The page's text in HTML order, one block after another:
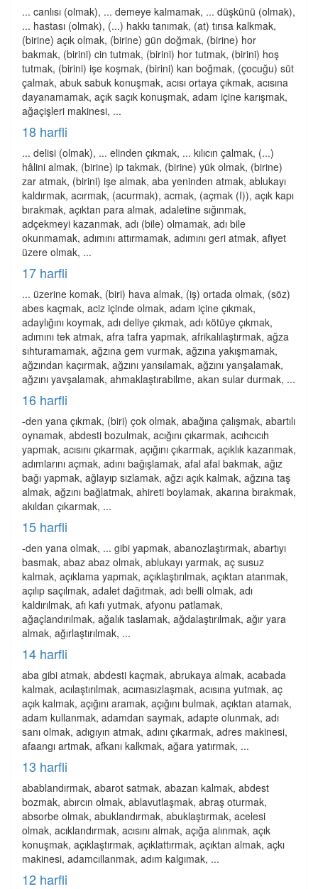
... canlısı (olmak), ... demeye kalmamak, ... düşkünü (olmak),
... hastası (olmak), (...) hakkı tanımak, (at) tırısa kalkmak,
(birine) açık olmak, (birine) gün doğmak, (birine) hor
bakmak, (birini) cin tutmak, (birini) hor tutmak, (birini) hoş
tutmak, (birini) işe koşmak, (birini) kan boğmak, (çocuğu) süt
çalmak, abuk sabuk konuşmak, acısı ortaya çıkmak, acısına
dayanamamak, açık saçık konuşmak, adam içine karışmak,
ağaçişleri makinesi, ...
18 harfli
... delisi (olmak), ... elinden çıkmak, ... kılıcın çalmak, (...)
hâlini almak, (birine) ip takmak, (birine) yük olmak, (birine)
zar atmak, (birini) işe almak, aba yeninden atmak, ablukayı
kaldırmak, acırmak, (acurmak), acmak, (açmak (I)), açık kapı
bırakmak, açıktan para almak, adaletine sığınmak,
adçekmeyi kazanmak, adı (bile) olmamak, adı bile
okunmamak, adımını attırmamak, adımını geri atmak, afiyet
üzere olmak, ...
17 harfli
... üzerine komak, (biri) hava almak, (iş) ortada olmak, (söz)
abes kaçmak, aciz içinde olmak, adam içine çıkmak,
adaylığını koymak, adı deliye çıkmak, adı kötüye çıkmak,
adımını tek atmak, afra tafra yapmak, afrikalılaştırmak, ağza
sıhturamamak, ağzına gem vurmak, ağzına yakışmamak,
ağzından kaçırmak, ağzını yansılamak, ağzını yanşalamak,
ağzını yavşalamak, ahmaklaştırabilme, akan sular durmak, ...
16 harfli
-den yana çıkmak, (biri) çok olmak, abağına çalışmak, abartılı
oynamak, abdesti bozulmak, acığını çıkarmak, acıhcıcıh
yapmak, acısını çıkarmak, açığını çıkarmak, açıklık kazanmak,
adımlarını açmak, adını bağışlamak, afal afal bakmak, ağız
bağı yapmak, ağlayıp sızlamak, ağzı açık kalmak, ağzına taş
almak, ağzını bağlatmak, ahireti boylamak, akarına bırakmak,
akıldan çıkarmak, ...
15 harfli
-den yana olmak, ... gibi yapmak, abanozlaştırmak, abartıyı
basmak, abaz abaz olmak, ablukayı yarmak, aç susuz
kalmak, açıklama yapmak, açıklaştırılmak, açıktan atanmak,
açılıp saçılmak, adalet dağıtmak, adı belli olmak, adı
kaldırılmak, afı kafı yutmak, afyonu patlamak,
ağaçlandırılmak, ağalık taslamak, ağdalaştırılmak, ağır yara
almak, ağırlaştırılmak, ...
14 harfli
aba gibi atmak, abdesti kaçmak, abrukaya almak, acabada
kalmak, acılaştırılmak, acımasızlaşmak, acısına yutmak, aç
açık kalmak, açığını aramak, açığını bulmak, açıktan atamak,
adam kullanmak, adamdan saymak, adapte olunmak, adı
sanı olmak, adıgıyın atmak, adını çıkarmak, adres makinesi,
afaangı artmak, afkanı kalkmak, ağara yatırmak, ...
13 harfli
abablandırmak, abarot satmak, abazan kalmak, abdest
bozmak, abırcın olmak, ablavutlaşmak, abraş oturmak,
absorbe olmak, abuklandırmak, abuklaştırmak, acelesi
olmak, acıklandırmak, acısını almak, açığa alınmak, açık
konuşmak, açıklaştırmak, açıklattırmak, açıktan almak, açkı
makinesi, adamcıllanmak, adım kalgımak, ...
12 harfli